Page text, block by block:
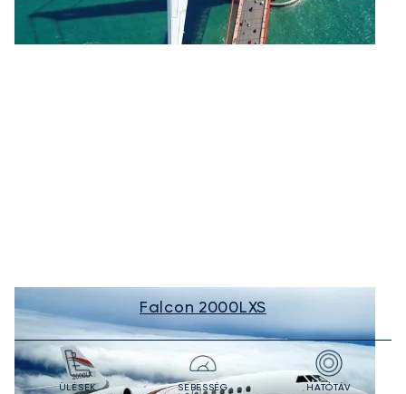
Falcon 2000LXS
ÜLÉSEK SEBESSÉG HATÓTÁV